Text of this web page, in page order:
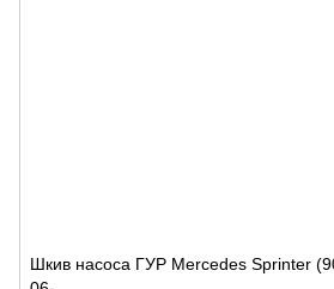
Шкив насоса ГУР Mercedes Sprinter